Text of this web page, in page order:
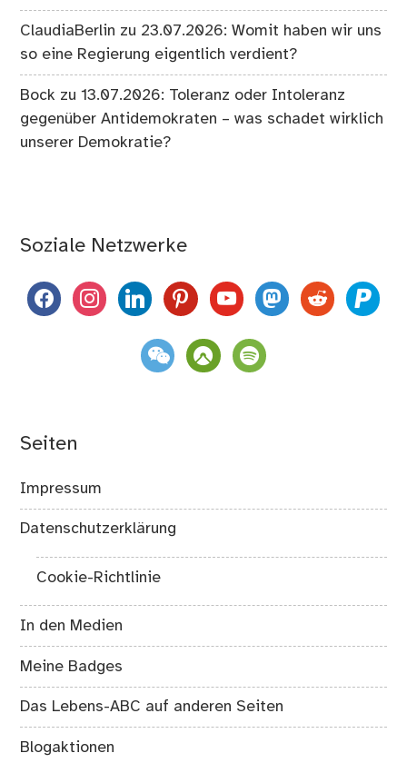
ClaudiaBerlin zu 23.07.2026: Womit haben wir uns
so eine Regierung eigentlich verdient?
Bock zu13.07.2026: Toleranz oder Intoleranz
gegenüber Antidemokraten – was schadet wirklich
unserer Demokratie?
Soziale Netzwerke
facebookinstagramlinkedinpinterestyoutubemastodon
reddit paypal
weixin komootspotify
Seiten
Impressum
Datenschutzerklärung
Cookie-Richtlinie
In den Medien
Meine Badges
Das Lebens-ABC auf anderen Seiten
Blogaktionen